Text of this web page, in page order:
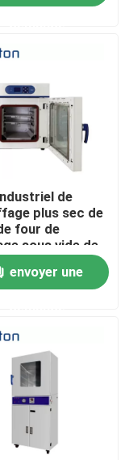
de
plus sec de
four de
sous vide de
SUS304
envoyer une